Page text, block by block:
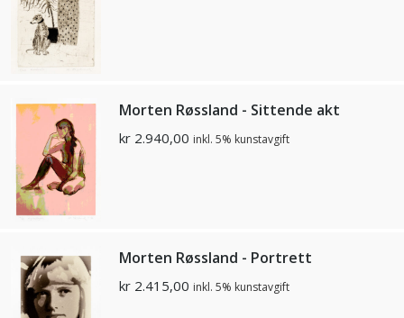
Morten Røssland - Sittende akt
kr 2.940,00 inkl. 5% kunstavgift
Morten Røssland - Portrett
kr 2.415,00 inkl. 5% kunstavgift